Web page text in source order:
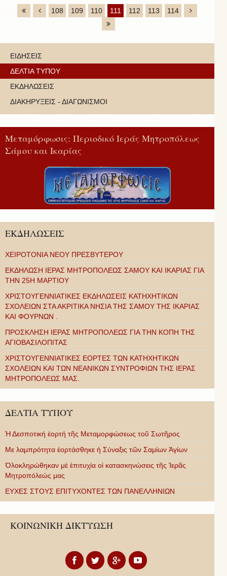
108 109 110 111 112 113 114
ΕΙΔΗΣΕΙΣ
ΔΕΛΤΙΑ ΤΥΠΟΥ
ΕΚΔΗΛΩΣΕΙΣ
ΔΙΑΚΗΡΥΞΕΙΣ - ΔΙΑΓΩΝΙΣΜΟΙ
Μεταμόρφωσις: Περιοδικό Ιεράς Μητροπόλεως
Σάμου και Ικαρίας
ΕΚΔΗΛΩΣΕΙΣ
ΧΕΙΡΟΤΟΝΙΑ ΝΕΟΥ ΠΡΕΣΒΥΤΕΡΟΥ
ΕΚΔΗΛΩΣΗ ΙΕΡΑΣ ΜΗΤΡΟΠΟΛΕΩΣ ΣΑΜΟΥ ΚΑΙ ΙΚΑΡΙΑΣ ΓΙΑ
ΤΗΝ 25Η ΜΑΡΤΙΟΥ
ΧΡΙΣΤΟΥΓΕΝΝΙΑΤΙΚΕΣ ΕΚΔΗΛΩΣΕΙΣ ΚΑΤΗΧΗΤΙΚΩΝ
ΣΧΟΛΕΙΩΝ ΣΤΑ ΑΚΡΙΤΙΚΑ ΝΗΣΙΑ ΤΗΣ ΣΑΜΟΥ ΤΗΣ ΙΚΑΡΙΑΣ
ΚΑΙ ΦΟΥΡΝΩΝ .
ΠΡΟΣΚΛΗΣΗ ΙΕΡΑΣ ΜΗΤΡΟΠΟΛΕΩΣ ΓΙΑ ΤΗΝ ΚΟΠΗ ΤΗΣ
ΑΓΙΟΒΑΣΙΛΟΠΙΤΑΣ
ΧΡΙΣΤΟΥΓΕΝΝΙΑΤΙΚΕΣ ΕΟΡΤΕΣ ΤΩΝ ΚΑΤΗΧΗΤΙΚΩΝ
ΣΧΟΛΕΙΩΝ ΚΑΙ ΤΩΝ ΝΕΑΝΙΚΩΝ ΣΥΝΤΡΟΦΙΩΝ ΤΗΣ ΙΕΡΑΣ
ΜΗΤΡΟΠΟΛΕΩΣ ΜΑΣ.
ΔΕΛΤΙΑ ΤΥΠΟΥ
Ἡ Δεσποτική ἑορτή τῆς Μεταμορφώσεως τοῦ Σωτῆρος
Με λαμπρότητα ἑορτάσθηκε ἡ Σύναξις τῶν Σαμίων Ἁγίων
Ὁλοκληρώθηκαν μὲ ἐπιτυχία οἱ κατασκηνώσεις τῆς Ἱερᾶς
Μητροπόλεώς μας
ΕΥΧΕΣ ΣΤΟΥΣ ΕΠΙΤΥΧΟΝΤΕΣ ΤΩΝ ΠΑΝΕΛΛΗΝΙΩΝ
ΚΟΙΝΩΝΙΚΗ ΔΙΚΤΥΩΣΗ